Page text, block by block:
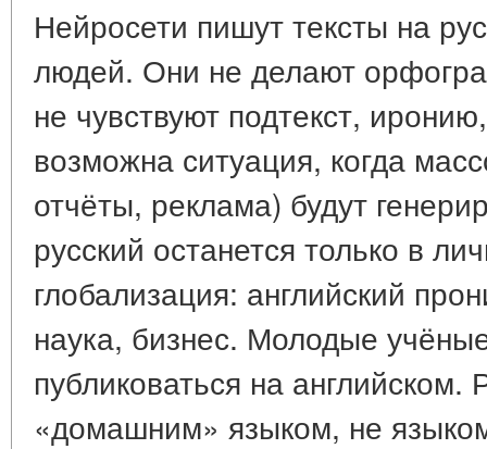
Нейросети пишут тексты на
людей. Они не делают
не чувствуют подтекст,
возможна ситуация, когда
отчёты, реклама) будут
русский останется только в
глобализация: английский
наука, бизнес. Молодые
публиковаться на английском.
«домашним» языком, не